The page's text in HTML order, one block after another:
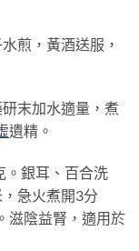
煎，黃酒送服，
末加水適量，煮
遺精。
銀耳、百合洗
急火煮開3分
滋陰益腎，適用於